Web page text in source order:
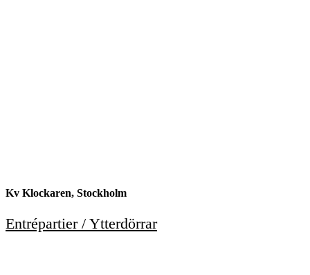
Kv Klockaren, Stockholm
Entrépartier / Ytterdörrar